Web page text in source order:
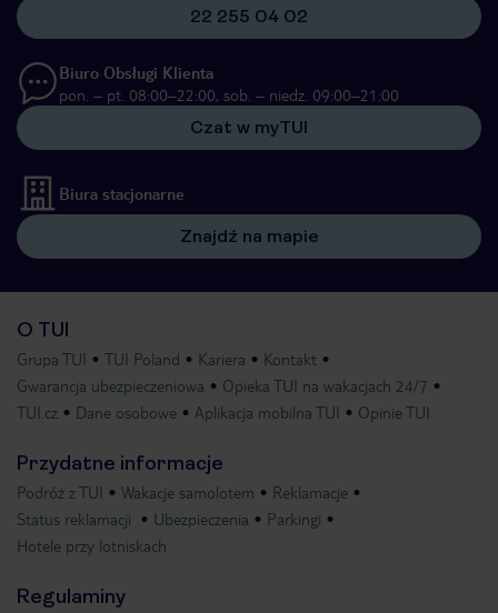
22 255 04 02
Biuro Obsługi Klienta
pon. – pt. 08:00–22:00, sob. – niedz. 09:00–21:00
Czat w myTUI
Biura stacjonarne
Znajdź na mapie
O TUI
Grupa TUI TUI Poland Kariera
Kontakt
Gwarancja ubezpieczeniowa
Opieka TUI na wakacjach 24/7
TUI.cz
Dane osobowe Aplikacja mobilna TUI Opinie TUI
Przydatne informacje
Podróż z TUI Wakacje samolotem
Reklamacje
Status reklamacji
Ubezpieczenia
Parkingi
Hotele przy lotniskach
Regulaminy